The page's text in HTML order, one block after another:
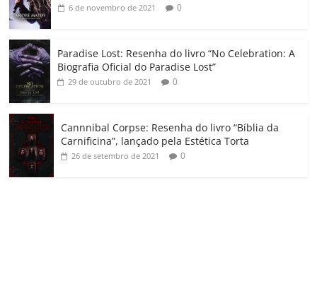
6 de novembro de 2021 0
Paradise Lost: Resenha do livro “No Celebration: A
Biografia Oficial do Paradise Lost”
29 de outubro de 2021 0
Cannnibal Corpse: Resenha do livro “Bíblia da
Carnificina”, lançado pela Estética Torta
26 de setembro de 2021 0